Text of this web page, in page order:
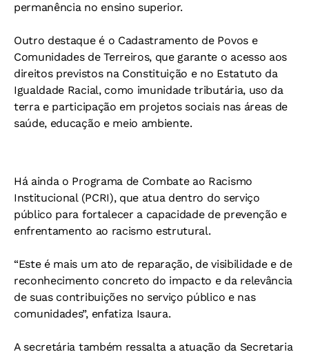
permanência no ensino superior.
Outro destaque é o Cadastramento de Povos e
Comunidades de Terreiros, que garante o acesso aos
direitos previstos na Constituição e no Estatuto da
Igualdade Racial, como imunidade tributária, uso da
terra e participação em projetos sociais nas áreas de
saúde, educação e meio ambiente.
Há ainda o Programa de Combate ao Racismo
Institucional (PCRI), que atua dentro do serviço
público para fortalecer a capacidade de prevenção e
enfrentamento ao racismo estrutural.
“Este é mais um ato de reparação, de visibilidade e de
reconhecimento concreto do impacto e da relevância
de suas contribuições no serviço público e nas
comunidades”, enfatiza Isaura.
A secretária também ressalta a atuação da Secretaria